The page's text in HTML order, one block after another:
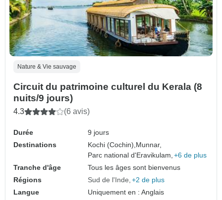
Nature & Vie sauvage
Circuit du patrimoine culturel du Kerala (8
nuits/9 jours)
4.3 (6 avis)
Durée
9 jours
Destinations
Kochi (Cochin), Munnar,
Parc national d'Eravikulam, +6 de plus
Tranche d'âge
Tous les âges sont bienvenus
Régions
Sud de l'Inde +2 de plus
Langue
Uniquement en : Anglais